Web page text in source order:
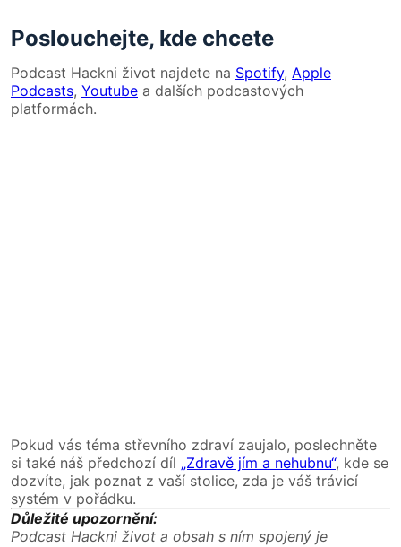
Poslouchejte, kde chcete
Podcast Hackni život najdete na Spotify, Apple
Podcasts, Youtube a dalších podcastových
platformách.
Pokud vás téma střevního zdraví zaujalo, poslechněte
si také náš předchozí díl „Zdravě jím a nehubnu“, kde se
dozvíte, jak poznat z vaší stolice, zda je váš trávicí
systém v pořádku.
Důležité upozornění:
Podcast Hackni život a obsah s ním spojený je